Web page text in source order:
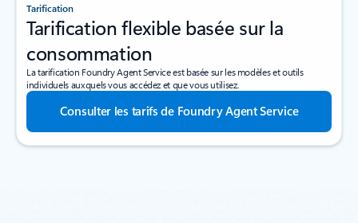
Tarification
Tarification flexible basée sur la
consommation
La tarification Foundry Agent Service est basée sur les modèles et outils
individuels auxquels vous accédez et que vous utilisez.
Consulter les tarifs de Foundry Agent Service